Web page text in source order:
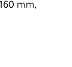
mm,